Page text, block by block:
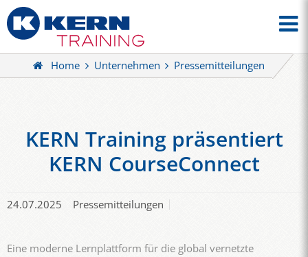
Home Unternehmen Pressemitteilungen
KERN Training präsentiert
KERN CourseConnect
24.07.2025 Pressemitteilungen
Eine moderne Lernplattform für die global vernetzte